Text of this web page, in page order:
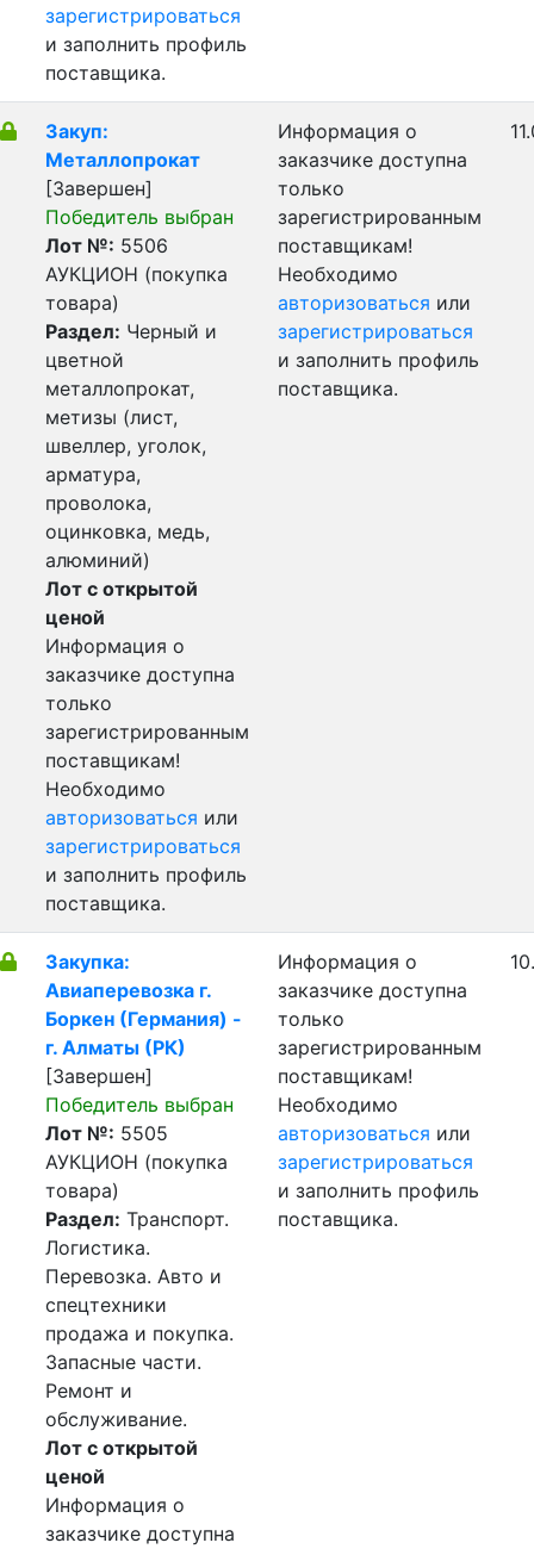
зарегистрироваться
и заполнить профиль
поставщика.
Закуп:
Металлопрокат
[Завершен]
Победитель выбран
Лот №: 5506
АУКЦИОН (покупка
товара)
Раздел: Черный и
цветной
металлопрокат,
метизы (лист,
швеллер, уголок,
арматура,
проволока,
оцинковка, медь,
алюминий)
Лот с открытой
ценой
Информация о
заказчике доступна
только
зарегистрированным
поставщикам!
Необходимо
авторизоваться или
зарегистрироваться
и заполнить профиль
поставщика.
Информация о
заказчике доступна
только
зарегистрированным
поставщикам!
Необходимо
авторизоваться или
зарегистрироваться
и заполнить профиль
поставщика.
Закупка:
Авиаперевозка г.
Боркен (Германия) -
г. Алматы (РК)
[Завершен]
Победитель выбран
Лот №: 5505
АУКЦИОН (покупка
товара)
Раздел: Транспорт.
Логистика.
Перевозка. Авто и
спецтехники
продажа и покупка.
Запасные части.
Ремонт и
обслуживание.
Лот с открытой
ценой
Информация о
заказчике доступна
Информация о
заказчике доступна
только
зарегистрированным
поставщикам!
Необходимо
авторизоваться или
зарегистрироваться
и заполнить профиль
поставщика.